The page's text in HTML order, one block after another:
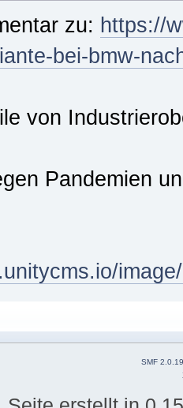
zu: https://
bei-bmw-
von
Pandemien
SMF 2.0.19